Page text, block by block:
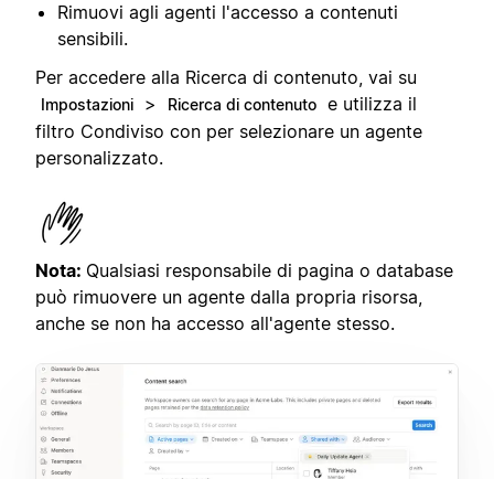
Rimuovi agli agenti l'accesso a contenuti
sensibili.
Per accedere alla Ricerca di contenuto, vai su
Impostazioni > Ricerca di contenuto e utilizza il
filtro Condiviso con per selezionare un agente
personalizzato.
Nota: Qualsiasi responsabile di pagina o database
può rimuovere un agente dalla propria risorsa,
anche se non ha accesso all'agente stesso.